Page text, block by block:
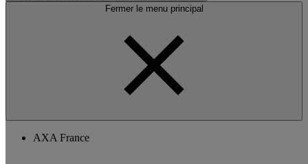
Fermer le menu principal
AXA France